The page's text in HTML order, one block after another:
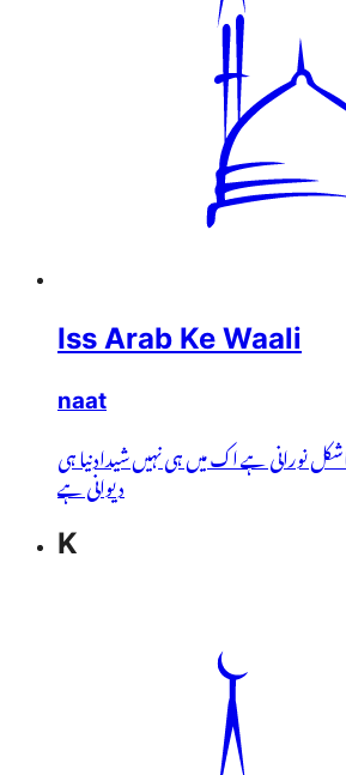
Iss Arab Ke Waali
naat
نورانی ہے اک میں ہی نہیں شیدادنیا ہی
دیوانی ہے
K